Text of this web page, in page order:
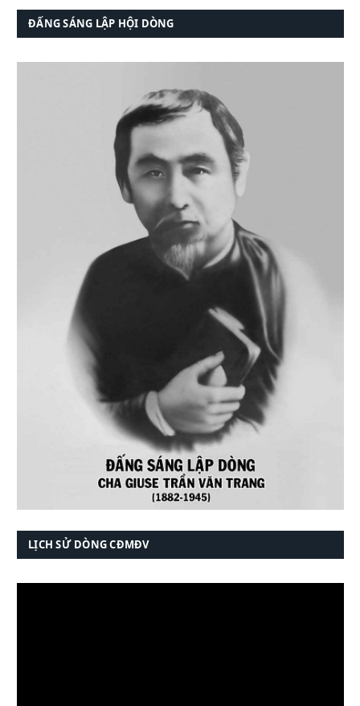
ĐẤNG SÁNG LẬP HỘI DÒNG
LỊCH SỬ DÒNG CĐMĐV